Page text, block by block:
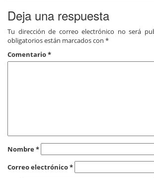
Deja una respuesta
Tu dirección de correo electrónico no será
obligatorios están marcados con *
Comentario*
Nombre*
Correo electrónico*